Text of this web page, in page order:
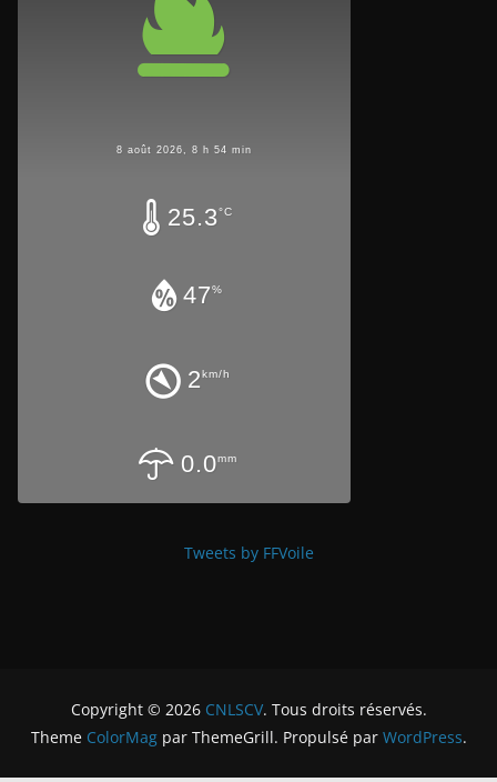
8 août 2026, 8 h 54 min
25.3°C
47%
2km/h
0.0mm
Tweets by FFVoile
Copyright © 2026 CNLSCV. Tous droits réservés.
Theme ColorMagpar ThemeGrill. Propulsé par WordPress.